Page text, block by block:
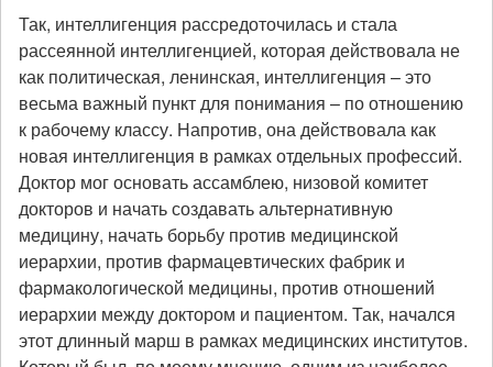
Так, интеллигенция рассредоточилась и стала
рассеянной интеллигенцией, которая действовала не
как политическая, ленинская, интеллигенция – это
весьма важный пункт для понимания – по отношению
к рабочему классу. Напротив, она действовала как
новая интеллигенция в рамках отдельных профессий.
Доктор мог основать ассамблею, низовой комитет
докторов и начать создавать альтернативную
медицину, начать борьбу против медицинской
иерархии, против фармацевтических фабрик и
фармакологической медицины, против отношений
иерархии между доктором и пациентом. Так, начался
этот длинный марш в рамках медицинских институтов.